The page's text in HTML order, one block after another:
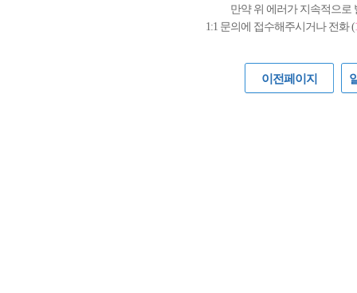
만약 위 에러가 지속적으로
1:1 문의에 접수해주시거나 전화 (
이전페이지